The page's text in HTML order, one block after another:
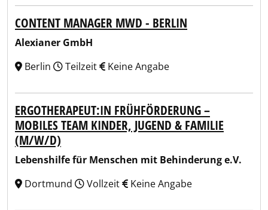
CONTENT MANAGER MWD - BERLIN
Alexianer GmbH
Berlin
Teilzeit Keine Angabe
ERGOTHERAPEUT:IN FRÜHFÖRDERUNG –
MOBILES TEAM KINDER, JUGEND & FAMILIE
(M/W/D)
Lebenshilfe für Menschen mit Behinderung e.V.
Dortmund
Vollzeit Keine Angabe